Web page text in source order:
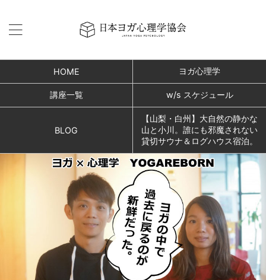
HOME ヨガ心理学
講座一覧 w/s スケジュール
BLOG
【山梨・白州】大自然の静かな
山と小川。誰にも邪魔されない
貸切サウナ＆ログハウス宿泊。